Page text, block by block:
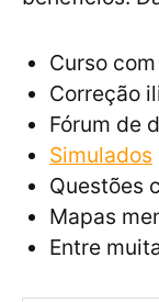
Curso
Correção
Fórum de
Simulados
Questões
Mapas
Entre